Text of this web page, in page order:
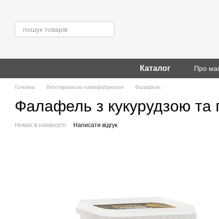
Каталог Про
Головна Вегетаріанські напівфабрикати Фалафель
Фалафель з кукурудзою та
Немає в наявності Написати відгук